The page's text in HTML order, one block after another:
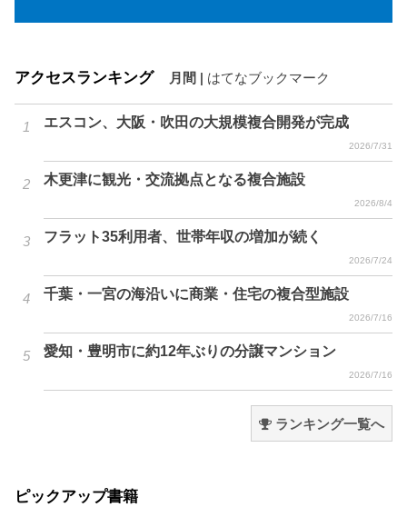
アクセスランキング 月間 はてなブックマーク
エスコン、大阪・吹田の大規模複合開発が完成
2026/7/31
木更津に観光・交流拠点となる複合施設
2026/8/4
フラット35利用者、世帯年収の増加が続く
2026/7/24
千葉・一宮の海沿いに商業・住宅の複合型施設
2026/7/16
愛知・豊明市に約12年ぶりの分譲マンション
2026/7/16
ランキング一覧へ
ピックアップ書籍